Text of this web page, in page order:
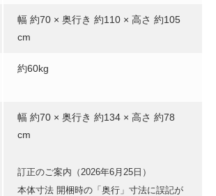
幅 約70 × 奥行き 約110 × 高さ 約105
cm
約60kg
幅 約70 × 奥行き 約134 × 高さ 約78
cm
訂正のご案内（2026年6月25日）
本体寸法 開梱時の「奥行」寸法に誤記が